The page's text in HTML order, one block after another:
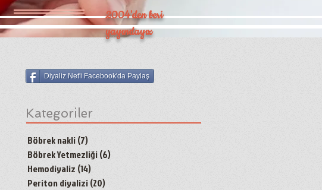
2004'den beri
yayındayız
Diyaliz.Net'i Facebook'da Paylaş
Kategoriler
Böbrek nakli(7)
Böbrek Yetmezliği(6)
Hemodiyaliz (14)
Periton diyalizi(20)